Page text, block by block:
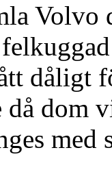
Volvo
dåligt
då dom
med